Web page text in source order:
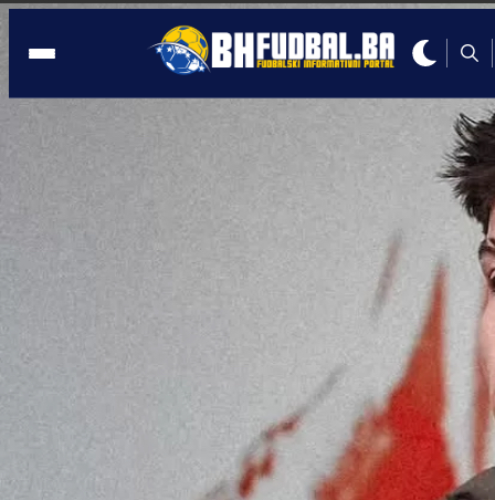
21:44, 23.08.2025
Bajraktarević blistao, Perišić pokazao
veličinu u pobjedi PSV-a
Autor: